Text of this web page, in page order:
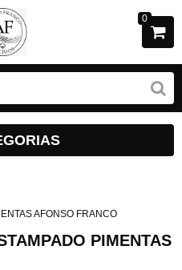
0
AFONSO FRANCO
PIMENTAS